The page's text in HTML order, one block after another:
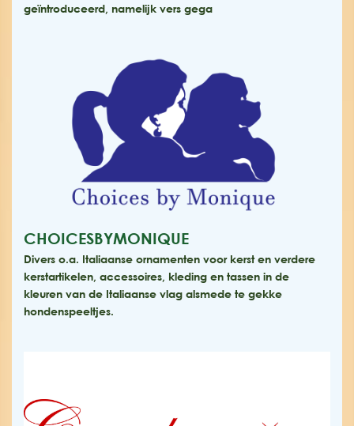
geïntroduceerd, namelijk vers gega
CHOICESBYMONIQUE
Divers o.a. Italiaanse ornamenten voor kerst en verdere
kerstartikelen, accessoires, kleding en tassen in de
kleuren van de Italiaanse vlag alsmede te gekke
hondenspeeltjes.